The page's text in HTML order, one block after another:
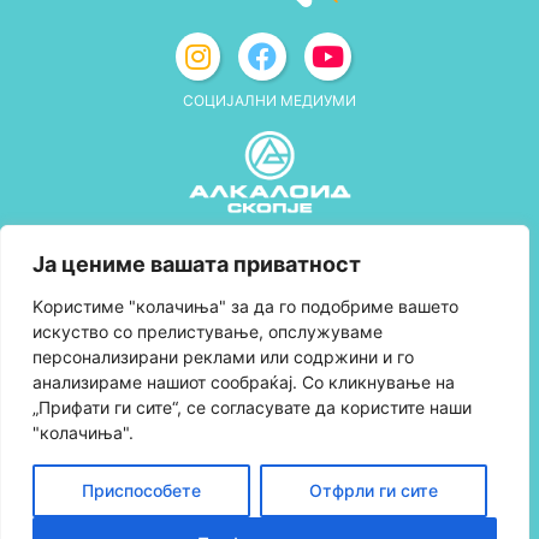
Ја цениме вашата приватност
Kористиме "колачиња" за да го подобриме вашето
искуство со прелистување, опслужуваме
персонализирани реклами или содржини и го
анализираме нашиот сообраќај. Со кликнување на
„Прифати ги сите“, се согласувате да користите наши
"колачиња".
Приспособете Отфрли ги сите
СОЦИЈАЛНИ МЕДИУМИ
Правила и услови за користење
Политика за колачиња
Правила за учество во програмата за
лојалност и политика за собирање поени
Контактирајте нè